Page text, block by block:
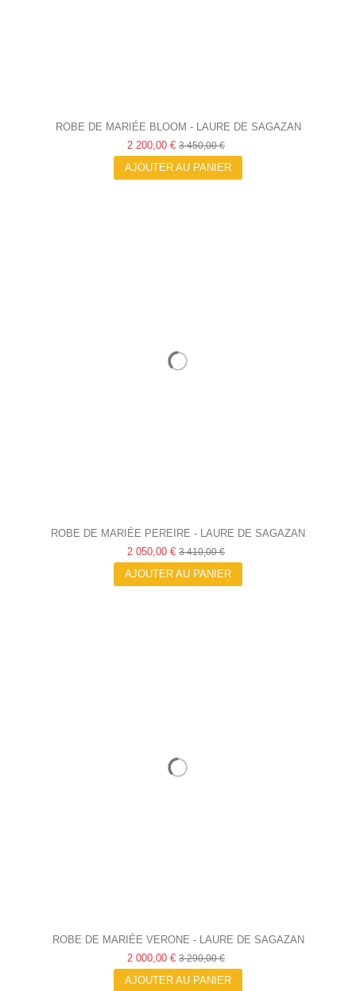
ROBE DE MARIÉE BLOOM - LAURE DE SAGAZAN
2 200,00 € 3 450,00 €
AJOUTER AU PANIER
ROBE DE MARIÉE PEREIRE - LAURE DE SAGAZAN
2 050,00 € 3 410,00 €
AJOUTER AU PANIER
ROBE DE MARIÉE VERONE - LAURE DE SAGAZAN
2 000,00 € 3 290,00 €
AJOUTER AU PANIER